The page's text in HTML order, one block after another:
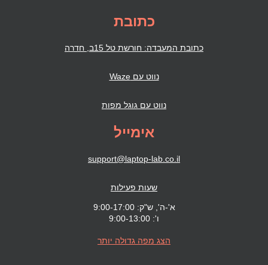
כתובת
כתובת המעבדה: חורשת טל 15ב, חדרה
נווט עם Waze
נווט עם גוגל מפות
אימייל
support@laptop-lab.co.il
שעות פעילות
א'-ה', ש"ק: 9:00-17:00
ו': 9:00-13:00
הצג מפה גדולה יותר